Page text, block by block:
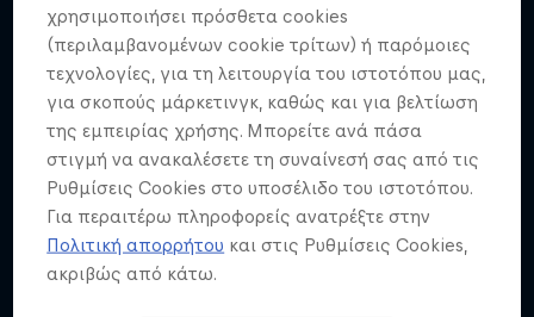
χρησιμοποιήσει πρόσθετα cookies
(περιλαμβανομένων cookie τρίτων) ή παρόμοιες
τεχνολογίες, για τη λειτουργία του ιστοτόπου μας,
για σκοπούς μάρκετινγκ, καθώς και για βελτίωση
της εμπειρίας χρήσης. Μπορείτε ανά πάσα
στιγμή να ανακαλέσετε τη συναίνεσή σας από τις
Ρυθμίσεις Cookies στο υποσέλιδο του ιστοτόπου.
Για περαιτέρω πληροφορείς ανατρέξτε στην
Πολιτική απορρήτου και στις Ρυθμίσεις Cookies,
ακριβώς από κάτω.